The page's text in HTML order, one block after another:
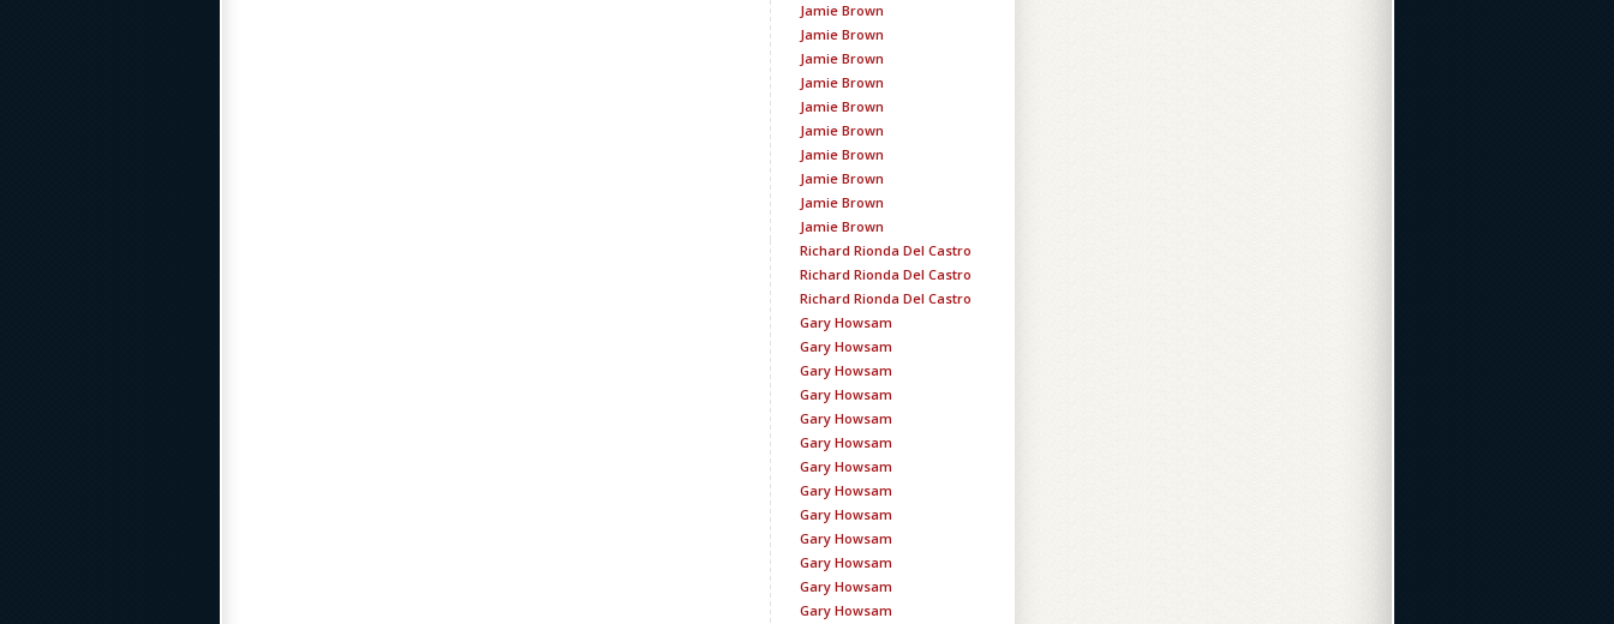
Jamie Brown
Jamie Brown
Jamie Brown
Jamie Brown
Jamie Brown
Jamie Brown
Jamie Brown
Jamie Brown
Jamie Brown
Jamie Brown
Richard Rionda Del Castro
Richard Rionda Del Castro
Richard Rionda Del Castro
Gary Howsam
Gary Howsam
Gary Howsam
Gary Howsam
Gary Howsam
Gary Howsam
Gary Howsam
Gary Howsam
Gary Howsam
Gary Howsam
Gary Howsam
Gary Howsam
Gary Howsam